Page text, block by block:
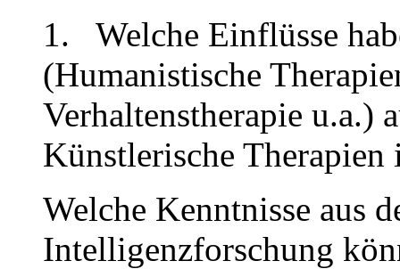
1. Welche Einflüsse
(Humanistische
Verhaltenstherapie u.a.)
Künstlerische Therapien
Welche Kenntnisse aus
Intelligenzforschung